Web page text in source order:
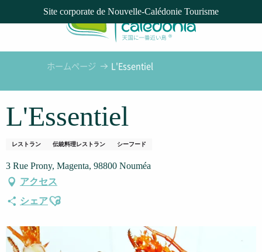
Site corporate de Nouvelle-Calédonie Tourisme
ホームページ L'Essentiel
L'Essentiel
レストラン 伝統料理レストラン シーフード
3 Rue Prony, Magenta, 98800 Nouméa
アクセス
シェアAjouter aux favoris